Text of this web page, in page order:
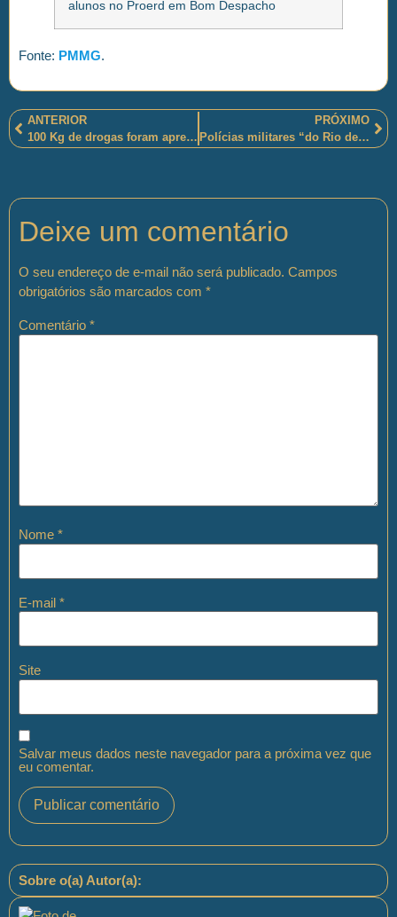
Fonte: PMMG.
ANTERIOR
100 Kg de drogas foram apreendidas por polícias militares cearenses, em Caucaia-CE
PRÓXIMO
Polícias militares “do Rio de Janeiro e Espírito Santo unem forças e fazem operação integrada”
Deixe um comentário
O seu endereço de e-mail não será publicado. Campos
obrigatórios são marcados com *
Comentário *
Nome *
E-mail *
Site
Salvar meus dados neste navegador para a próxima vez que
eu comentar.
Sobre o(a) Autor(a):